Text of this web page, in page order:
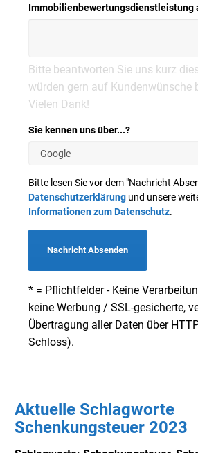
Immobilienbewertungsdienstleistung
Bitte beantworten Sie uns kurz
würden gern auf Kundenwünsche
Vielen Dank!
Sie kennen uns über...?
Bitte lesen Sie vor dem "Nachricht
Datenschutzerklärung und unsere
Informationen zum Datenschutz.
Nachricht Absenden
* = Pflichtfelder - Keine
keine Werbung / SSL-gesicherte,
Übertragung aller Daten über
Schloss).
Aktuelle Schlagworte
Schenkungsteuer 2023